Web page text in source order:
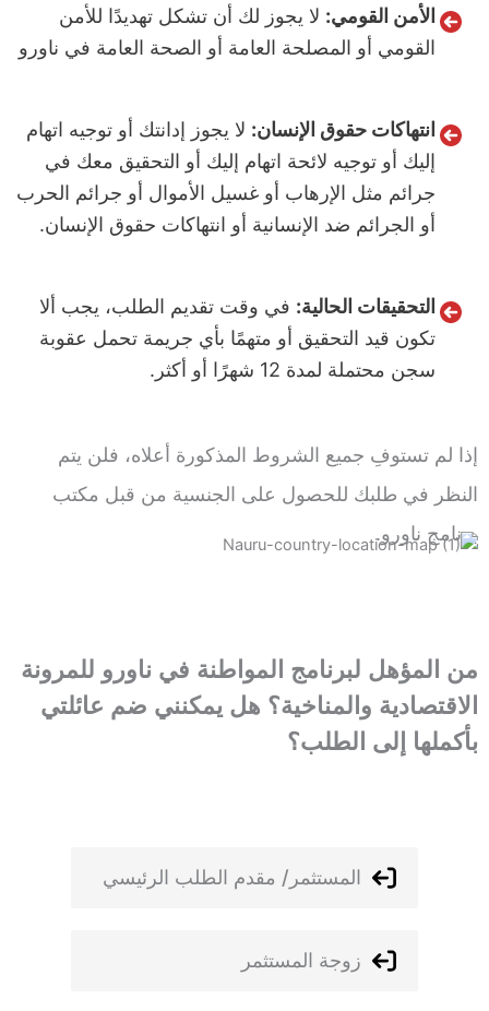
الأمن القومي: لا يجوز لك أن تشكل تهديدًا للأمن
القومي أو المصلحة العامة أو الصحة العامة في ناورو
انتهاكات حقوق الإنسان: لا يجوز إدانتك أو توجيه اتهام
إليك أو توجيه لائحة اتهام إليك أو التحقيق معك في
جرائم مثل الإرهاب أو غسيل الأموال أو جرائم الحرب
أو الجرائم ضد الإنسانية أو انتهاكات حقوق الإنسان.
التحقيقات الحالية: في وقت تقديم الطلب، يجب ألا
تكون قيد التحقيق أو متهمًا بأي جريمة تحمل عقوبة
سجن محتملة لمدة 12 شهرًا أو أكثر.
إذا لم تستوفِ جميع الشروط المذكورة أعلاه، فلن يتم
النظر في طلبك للحصول على الجنسية من قبل مكتب
برنامج ناورو.
من المؤهل لبرنامج المواطنة في ناورو للمرونة
الاقتصادية والمناخية؟ هل يمكنني ضم عائلتي
بأكملها إلى الطلب؟
المستثمر/ مقدم الطلب الرئيسي
زوجة المستثمر